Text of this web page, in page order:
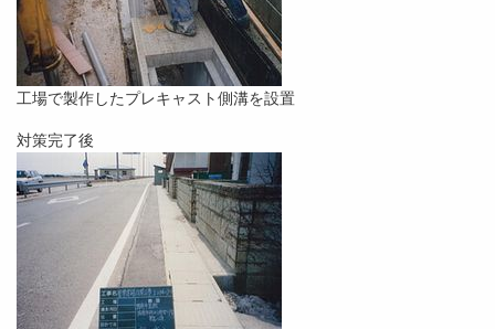
工場で製作したプレキャスト側溝を設置
対策完了後